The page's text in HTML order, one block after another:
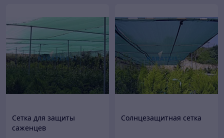
Сетка для защиты
саженцев
Солнцезащитная сетка